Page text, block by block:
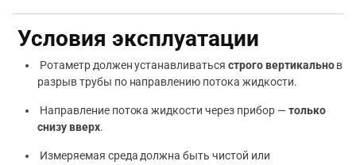
Условия эксплуатации
Ротаметр должен устанавливатьсястрого вертикальнов
разрыв трубы по направлению потока жидкости.
Направление потока жидкости через прибор —только
снизу вверх.
Измеряемая среда должна быть чистой или